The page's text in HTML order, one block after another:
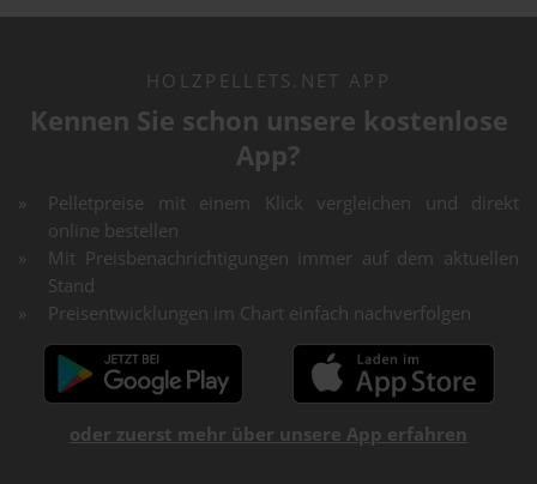
HOLZPELLETS.NET APP
Kennen Sie schon unsere kostenlose
App?
Pelletpreise mit einem Klick vergleichen und direkt
online bestellen
Mit Preisbenachrichtigungen immer auf dem aktuellen
Stand
Preisentwicklungen im Chart einfach nachverfolgen
oder zuerst mehr über unsere App erfahren